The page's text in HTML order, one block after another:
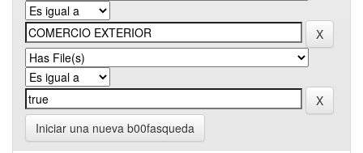
Iniciar una nueva b00fasqueda